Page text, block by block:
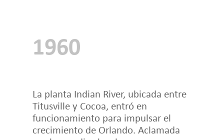
1960
La planta Indian River, ubicada entre
Titusville y Cocoa, entró en
funcionamiento para impulsar el
crecimiento de Orlando. Aclamada